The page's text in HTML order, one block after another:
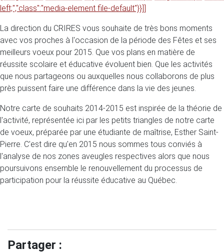
left;","class":"media-element file-default"}}]]
La direction du CRIRES vous souhaite de très bons moments
avec vos proches à l'occasion de la période des Fêtes et ses
meilleurs voeux pour 2015. Que vos plans en matière de
réussite scolaire et éducative évoluent bien. Que les activités
que nous partageons ou auxquelles nous collaborons de plus
près puissent faire une différence dans la vie des jeunes.
Notre carte de souhaits 2014-2015 est inspirée de la théorie de
l'activité, représentée ici par les petits triangles de notre carte
de voeux, préparée par une étudiante de maîtrise, Esther Saint-
Pierre. C'est dire qu'en 2015 nous sommes tous conviés à
l'analyse de nos zones aveugles respectives alors que nous
poursuivons ensemble le renouvellement du processus de
participation pour la réussite éducative au Québec.
Partager :